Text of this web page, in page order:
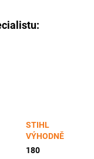
STIHL
VÝHODNĚ
180